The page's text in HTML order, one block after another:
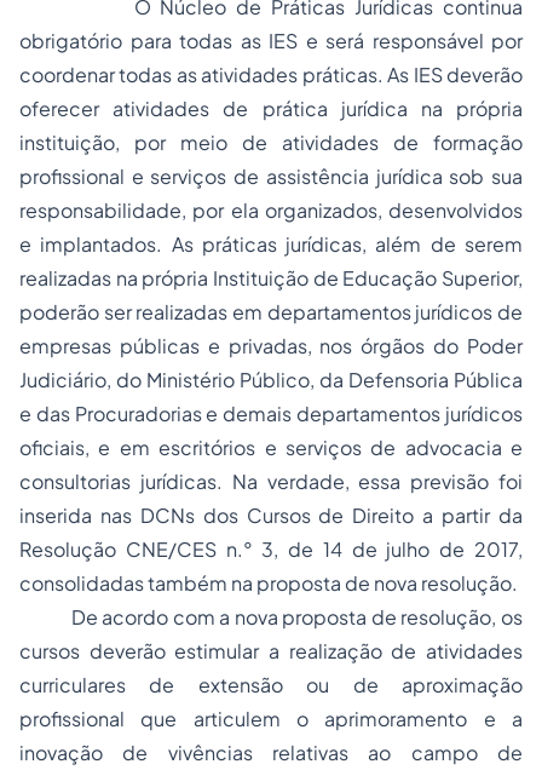
O Núcleo de Práticas Jurídicas continua
obrigatório para todas as IES e será responsável por
coordenar todas as atividades práticas. As IES deverão
oferecer atividades de prática jurídica na própria
instituição, por meio de atividades de formação
profissional e serviços de assistência jurídica sob sua
responsabilidade, por ela organizados, desenvolvidos
e implantados. As práticas jurídicas, além de serem
realizadas na própria Instituição de Educação Superior,
poderão ser realizadas em departamentos jurídicos de
empresas públicas e privadas, nos órgãos do Poder
Judiciário, do Ministério Público, da Defensoria Pública
e das Procuradorias e demais departamentos jurídicos
oficiais, e em escritórios e serviços de advocacia e
consultorias jurídicas. Na verdade, essa previsão foi
inserida nas DCNs dos Cursos de Direito a partir da
Resolução CNE/CES n.° 3, de 14 de julho de 2017,
consolidadas também na proposta de nova resolução.
De acordo com a nova proposta de resolução, os
cursos deverão estimular a realização de atividades
curriculares de extensão ou de aproximação
profissional que articulem o aprimoramento e a
inovação de vivências relativas ao campo de